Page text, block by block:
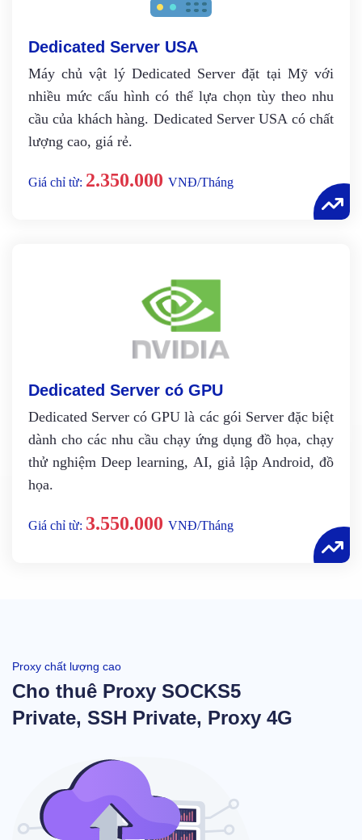
Dedicated Server USA
Máy chủ vật lý Dedicated Server đặt tại Mỹ với
nhiều mức cấu hình có thể lựa chọn tùy theo nhu
cầu của khách hàng. Dedicated Server USA có chất
lượng cao, giá rẻ.
Giá chỉ từ: 2.350.000 VNĐ/Tháng
Dedicated Server có GPU
Dedicated Server có GPU là các gói Server đặc biệt
dành cho các nhu cầu chạy ứng dụng đồ họa, chạy
thử nghiệm Deep learning, AI, giả lập Android, đồ
họa.
Giá chỉ từ: 3.550.000 VNĐ/Tháng
Proxy chất lượng cao
Cho thuê Proxy SOCKS5
Private, SSH Private, Proxy 4G